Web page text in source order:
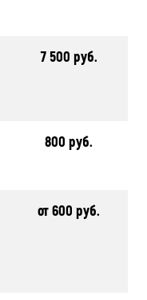
7 500 руб.
800 руб.
от 600 руб.